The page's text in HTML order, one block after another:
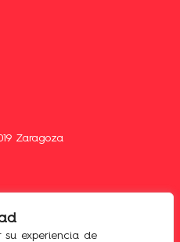
su experiencia de
Zaragoza